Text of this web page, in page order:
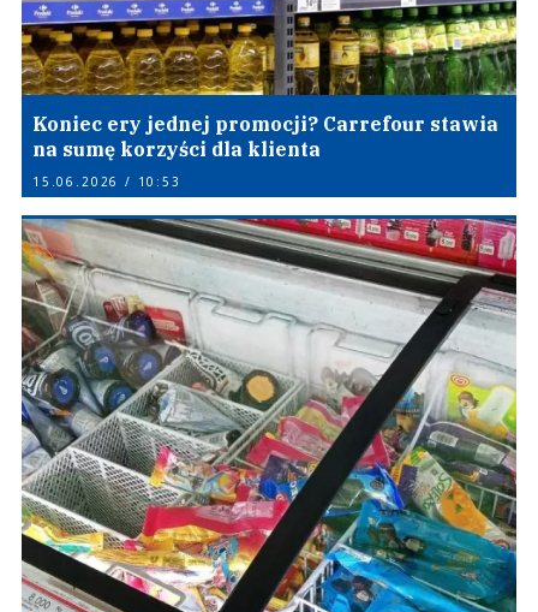
Koniec ery jednej promocji? Carrefour stawia
na sumę korzyści dla klienta
15.06.2026 / 10:53